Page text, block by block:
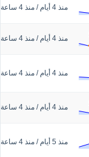
منذ 4 أيام / منذ 4 ساعة
منذ 4 أيام / منذ 4 ساعة
منذ 4 أيام / منذ 4 ساعة
منذ 4 أيام / منذ 4 ساعة
منذ 5 أيام / منذ 4 ساعة